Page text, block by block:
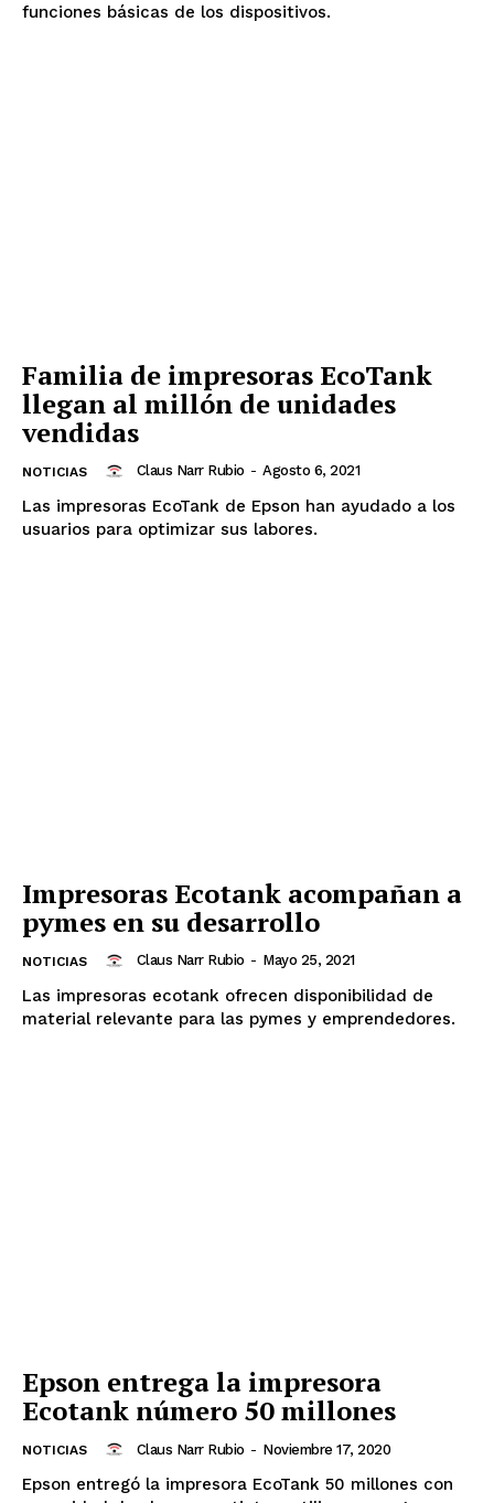
funciones básicas de los dispositivos.
Familia de impresoras EcoTank
llegan al millón de unidades
vendidas
NOTICIAS Claus Narr Rubio - Agosto 6, 2021
Las impresoras EcoTank de Epson han ayudado a los
usuarios para optimizar sus labores.
Impresoras Ecotank acompañan a
pymes en su desarrollo
NOTICIAS Claus Narr Rubio - Mayo 25, 2021
Las impresoras ecotank ofrecen disponibilidad de
material relevante para las pymes y emprendedores.
Epson entrega la impresora
Ecotank número 50 millones
NOTICIAS Claus Narr Rubio - Noviembre 17, 2020
Epson entregó la impresora EcoTank 50 millones con